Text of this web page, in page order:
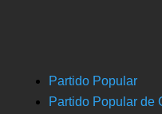
Partido Popular
Partido Popular de